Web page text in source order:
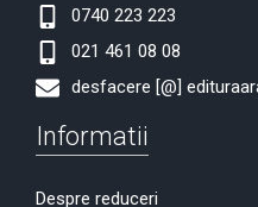
0740 223 223
021 461 08 08
desfacere [@]
Informatii
Despre reduceri